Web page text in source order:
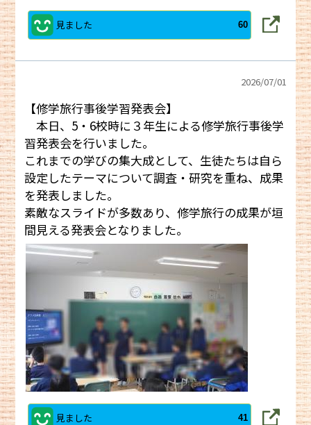
見ました 60
2026/07/01
【修学旅行事後学習発表会】
本日、5・6校時に３年生による修学旅行事後学
習発表会を行いました。
これまでの学びの集大成として、生徒たちは自ら
設定したテーマについて調査・研究を重ね、成果
を発表しました。
素敵なスライドが多数あり、修学旅行の成果が垣
間見える発表会となりました。
見ました 41